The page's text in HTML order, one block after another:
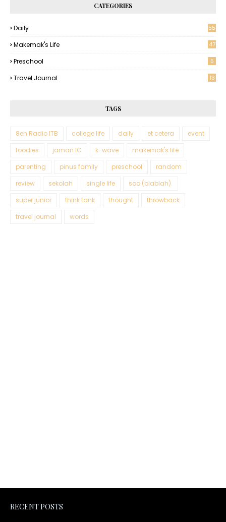
CATEGORIES
Daily 55
Makemak's Life 47
Preschool 5
Travel Journal 13
TAGS
8eh Radio ITB college life daily et cetera
event
foodies
jaman IC k-wave
makemak's life
parenting
pinus family preschool
random
review
sekolah single life
soo (blablah).
super junior
think tank thought
throwback
travel journal
words
RECENT POSTS